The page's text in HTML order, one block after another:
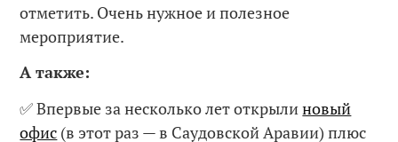
отметить. Очень нужное и полезное
мероприятие.
А также:
✅ Впервые за несколько лет открылиновый
офис (в этот раз — в Саудовской Аравии) плюс